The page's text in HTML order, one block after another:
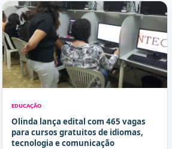
EDUCAÇÃO
Olinda lança edital com 465 vagas
para cursos gratuitos de idiomas,
tecnologia e comunicação